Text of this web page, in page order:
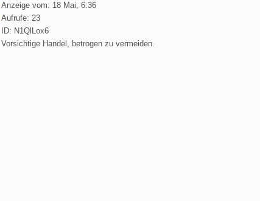
Anzeige vom: 18 Mai, 6:36
Aufrufe: 23
ID: N1QlLox6
Vorsichtige Handel, betrogen zu vermeiden.